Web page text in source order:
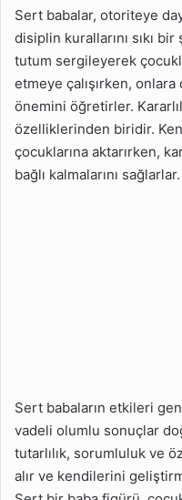
Cesaretini Etkiler mi?
Sert Baba Çocuğun
Sosyal İlişkilerini Etkiler
mi
Sert Baba Çocuğun
Karakterini Etkiler mi
Sert Baba Çocuğun Ruh
Dünyasını Etkiler mi
Sert babalar, otoriteye
disiplin kurallarını sıkı
tutum sergileyerek
etmeye çalışırken,
önemini öğretirler.
özelliklerinden biridir.
çocuklarına aktarırken,
bağlı kalmalarını sağlarlar.
Sert babaların etkileri
vadeli olumlu sonuçlar
tutarlılık, sorumluluk ve
alır ve kendilerini